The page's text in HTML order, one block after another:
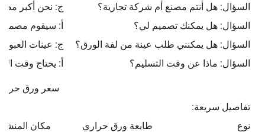
السؤال: هل أنتم مصنع أم شركة تجارية؟
ج: نحن أكبر
السؤال: هل يمكنك تصميم لي؟
أ: سيقوم
السؤال: هل يمكنني طلب عينة من لفة الورق؟
ج: عينات العبوة
السؤال: ماذا عن وقت التسليم؟
أ: يحتاج وقت الإنتاج
سعر ورق حراري 80 مم
تفاصيل سريعة:
نوع
طابعة ورق حراري
مكان المنشأ